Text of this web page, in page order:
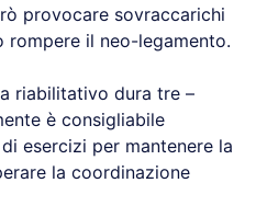
provocare sovraccarichi
il neo-legamento.
riabilitativo dura tre –
è consigliabile
esercizi per mantenere la
la coordinazione